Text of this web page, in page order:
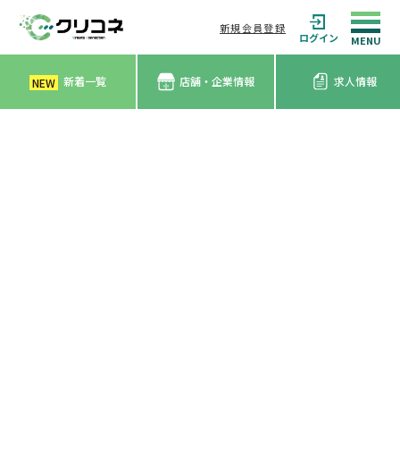
新規会員登録
ログイン
NEW 新着一覧 店舗・企業情報 求人情報